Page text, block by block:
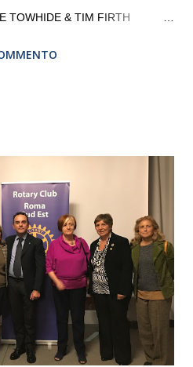
TOWHIDE & TIM FIRTH